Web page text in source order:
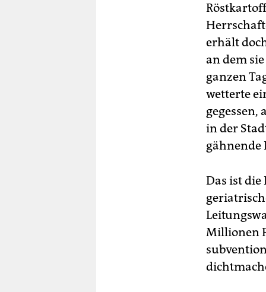
erhält
an dem
ganzen
wetterte
gegessen,
in der
gähnende
Das ist
Millionen